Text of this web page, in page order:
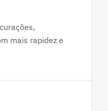
mais rapidez e